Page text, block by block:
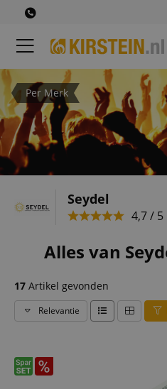
Per Merk
Seydel
4,7 / 5
Alles van
17 Artikel gevonden
Relevantie